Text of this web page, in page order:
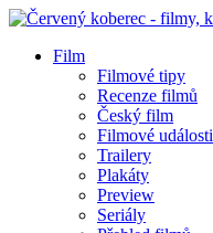
Film
Filmové tipy
Recenze filmů
Český film
Filmové události
Trailery
Plakáty
Preview
Seriály